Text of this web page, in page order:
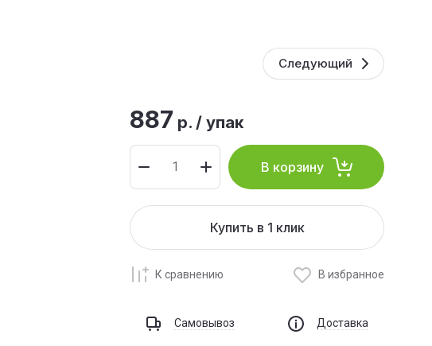
Следующий
887 р. / упак
В корзину
Купить в 1 клик
К сравнению В избранное
Самовывоз Доставка